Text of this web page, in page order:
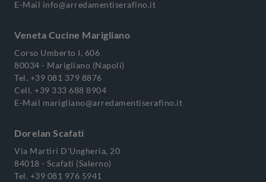
E-Mail info@arredamentiserafino.it
Veneta Cucine Marigliano
Corso Umberto I, 606
80034 - Marigliano (Napoli)
Tel. +39 081 379 8876
Cell. +39 333 688 8904
E-Mail marigliano@arredamentiserafino.it
Dorelan Scafati
Via Martiri D'Ungheria, 20
84018 - Scafati (Salerno)
Tel. +39 081 976 5941